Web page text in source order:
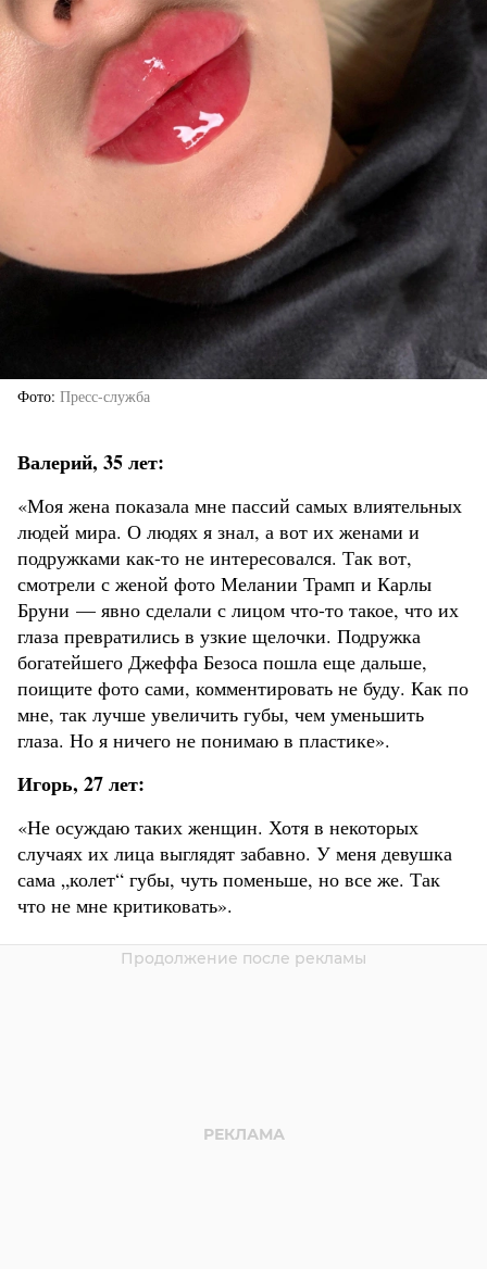
Фото Пресс-служба
Валерий, 35 лет:
«Моя жена показала мне пассий самых влиятельных
людей мира. О людях я знал, а вот их женами и
подружками как-то не интересовался. Так вот,
смотрели с женой фото Мелании Трамп и Карлы
Бруни — явно сделали с лицом что-то такое, что их
глаза превратились в узкие щелочки. Подружка
богатейшего Джеффа Безоса пошла еще дальше,
поищите фото сами, комментировать не буду. Как по
мне, так лучше увеличить губы, чем уменьшить
глаза. Но я ничего не понимаю в пластике».
Игорь, 27 лет:
«Не осуждаю таких женщин. Хотя в некоторых
случаях их лица выглядят забавно. У меня девушка
сама „колет“ губы, чуть поменьше, но все же. Так
что не мне критиковать».